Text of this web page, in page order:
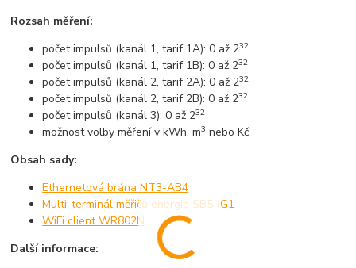
Rozsah měření:
počet impulsů (kanál 1, tarif 1A): 0 až 232
počet impulsů (kanál 1, tarif 1B): 0 až 232
počet impulsů (kanál 2, tarif 2A): 0 až 232
počet impulsů (kanál 2, tarif 2B): 0 až 232
počet impulsů (kanál 3): 0 až 232
možnost volby měření v kWh, m3 nebo Kč
Obsah sady:
Ethernetová brána NT3-AB4
Multi-terminál měřičů energie SB5-IG1
WiFi client WR802N
Další informace: